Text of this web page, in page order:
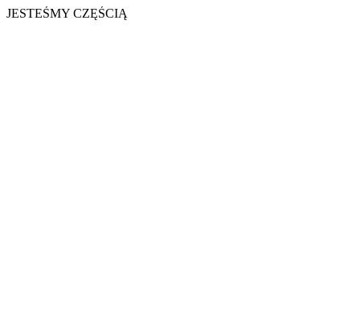
JESTEŚMY CZĘŚCIĄ